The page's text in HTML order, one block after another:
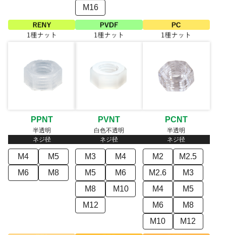
M16
PPNT
半透明
ネジ径
M4
M5
M6
M8
PVNT
白色不透明
ネジ径
M3
M4
M5
M6
M8
M10
M12
PCNT
半透明
ネジ径
M2
M2.5
M2.6
M3
M4
M5
M6
M8
M10
M12